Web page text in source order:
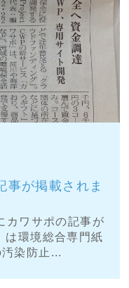
事が掲載されま
カワサポの記事が
は環境総合専門紙
染防止...